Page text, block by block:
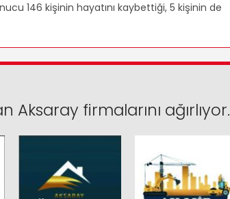
146 kişinin hayatını kaybettiği, 5 kişinin de
Aksaray firmalarını ağırlıyor.